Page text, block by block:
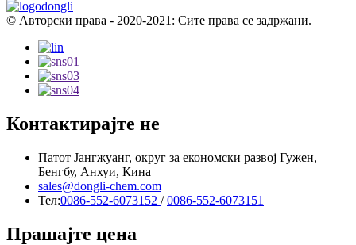
© Авторски права - 2020-2021: Сите права се задржани.
Контактирајте не
Патот Јангжуанг, округ за економски развој Гужен,
Бенгбу, Анхуи, Кина
sales@dongli-chem.com
Тел:0086-552-6073152 /0086-552-6073151
Прашајте цена